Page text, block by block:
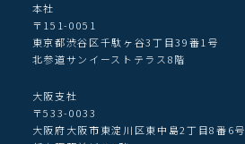
本社
〒151-0051
東京都渋谷区千駄ヶ谷3丁目39番1号
北参道サンイーストテラス8階
大阪支社
〒533-0033
大阪府大阪市東淀川区東中島2丁目8番6号